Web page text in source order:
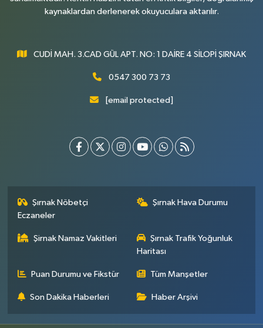
kaynaklardan derlenerek okuyuculara aktarılır.
CUDİ MAH. 3.CAD GÜL APT. NO: 1 DAİRE 4 SİLOPİ ŞIRNAK
0547 300 73 73
[email protected]
Şırnak Nöbetçi
Eczaneler
Şırnak Hava Durumu
Şirnak Namaz Vakitleri
Şırnak Trafik Yoğunluk
Haritası
Puan Durumu ve Fikstür Tüm Manşetler
Son Dakika Haberleri Haber Arşivi